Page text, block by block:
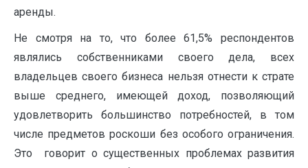
аренды.
Не смотря на то, что более 61,5% респондентов
являлись собственниками своего дела, всех
владельцев своего бизнеса нельзя отнести к страте
выше среднего, имеющей доход, позволяющий
удовлетворить большинство потребностей, в том
числе предметов роскоши без особого ограничения.
Это говорит о существенных проблемах развития